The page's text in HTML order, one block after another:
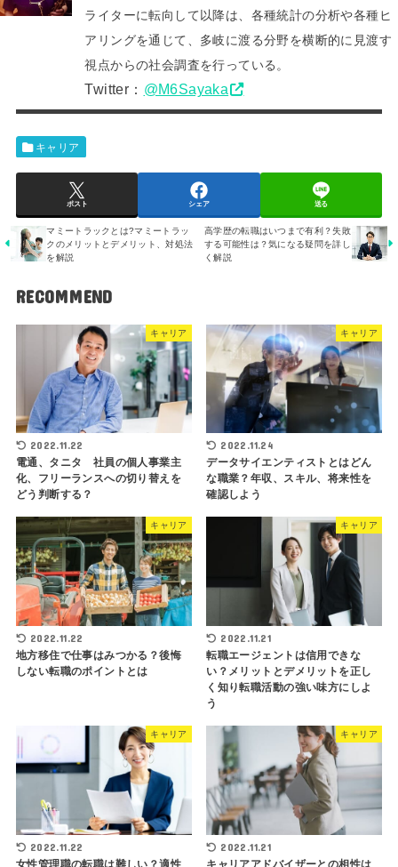
ライターに転向して以降は、各種統計の分析や各種ヒ
アリングを通じて、多岐に渡る分野を横断的に見渡す
視点からの社会調査を行っている。
Twitter： @M6Sayaka
キャリア
ポスト シェア 送る
マミートラックとは?マミートラッ
クのメリットとデメリット、対処法
を解説
高学歴の転職はいつまで有利？失敗
する可能性は？気になる疑問を詳し
く解説
RECOMMEND
キャリア
2022.11.22
電通、タニタ 社員の個人事業主
化、フリーランスへの切り替えを
どう判断する？
キャリア
2022.11.24
データサイエンティストとはどん
な職業？年収、スキル、将来性を
確認しよう
キャリア
2022.11.22
地方移住で仕事はみつかる？後悔
しない転職のポイントとは
キャリア
2022.11.21
転職エージェントは信用できな
い？メリットとデメリットを正し
く知り転職活動の強い味方にしよ
う
キャリア
2022.11.22
女性管理職の転職は難しい？適性
キャリア
2022.11.21
キャリアアドバイザーとの相性は